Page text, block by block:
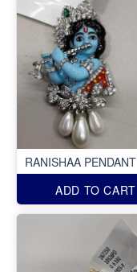
RANISHAA PENDANT
ADD TO CART